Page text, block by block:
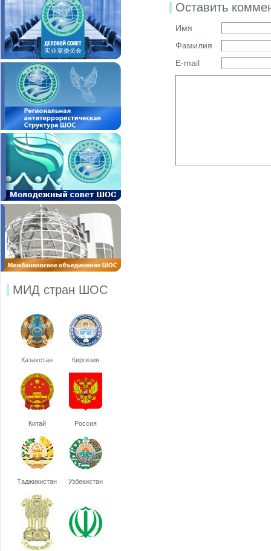
МИД стран ШОС
Казахстан Киргизия
Китай Россия
Таджикистан Узбекистан
Оставить
Имя
Фамилия
E-mail